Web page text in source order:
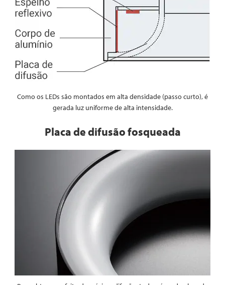
Como os LEDs são montados em alta densidade (passo curto), é
gerada luz uniforme de alta intensidade.
Placa de difusão fosqueada